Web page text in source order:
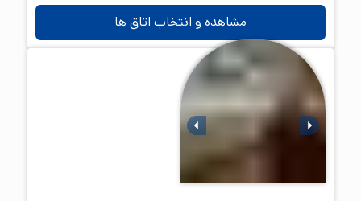
مشاهده و انتخاب اتاق ها